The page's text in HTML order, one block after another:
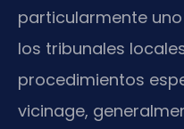
particularmente
los tribunales
procedimientos
vicinage,